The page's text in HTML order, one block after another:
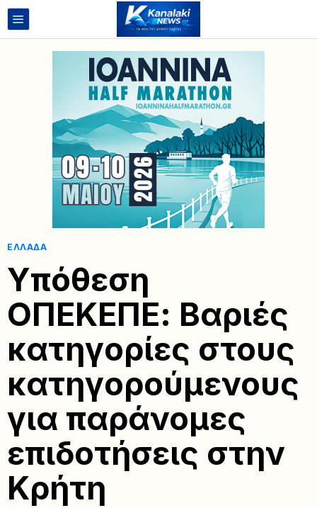
ΕΛΛΆΔΑ
Υπόθεση
ΟΠΕΚΕΠΕ: Βαριές
κατηγορίες στους
κατηγορούμενους
για παράνομες
επιδοτήσεις στην
Κρήτη